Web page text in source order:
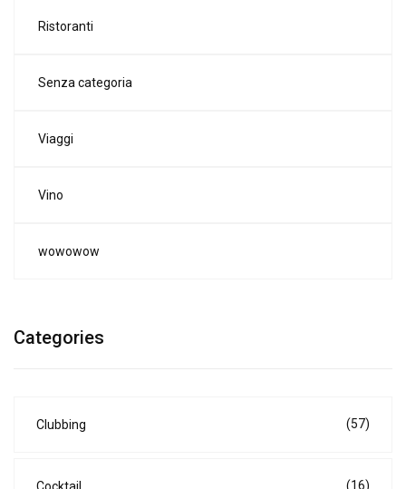
Ristoranti
Senza categoria
Viaggi
Vino
wowowow
Categories
Clubbing (57)
(16)